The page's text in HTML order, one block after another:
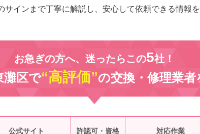
サインまで丁寧に解説し、安心して依頼できる情報
お急ぎの方へ、迷ったらこの5社！
灘区で“高評価”の交換・修理業者
公式サイト 許認可・資格 対応作業